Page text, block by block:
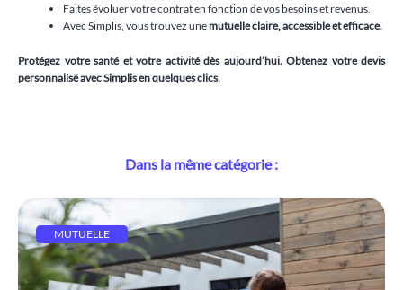
Faites évoluer votre contrat en fonction de vos besoins et revenus.
Avec Simplis, vous trouvez unemutuelle claire, accessible et efficace.
Protégez votre santé et votre activité dès aujourd’hui. Obtenez votre devis
personnalisé avec Simplis en quelques clics.
Dans la même catégorie :
MUTUELLE